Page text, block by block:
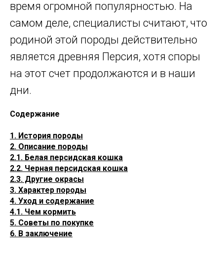
время огромной популярностью. На
самом деле, специалисты считают, что
родиной этой породы действительно
является древняя Персия, хотя споры
на этот счет продолжаются и в наши
дни.
Содержание
1. История породы
2. Описание породы
2.1. Белая персидская кошка
2.2. Черная персидская кошка
2.3. Другие окрасы
3. Характер породы
4. Уход и содержание
4.1. Чем кормить
5. Советы по покупке
6. В заключение